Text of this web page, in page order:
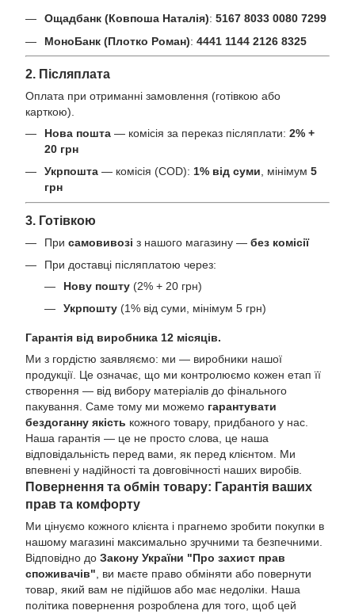
Ощадбанк (Ковпоша Наталія): 5167 8033 0080 7299
МоноБанк (Плотко Роман): 4441 1144 2126 8325
2. Післяплата
Оплата при отриманні замовлення (готівкою або
карткою).
Нова пошта — комісія за переказ післяплати: 2% +
20 грн
Укрпошта — комісія (COD): 1% від суми, мінімум 5
грн
3. Готівкою
При самовивозі з нашого магазину — без комісії
При доставці післяплатою через:
Нову пошту (2% + 20 грн)
Укрпошту (1% від суми, мінімум 5 грн)
Гарантія від виробника 12 місяців.
Ми з гордістю заявляємо: ми — виробники нашої
продукції. Це означає, що ми контролюємо кожен етап її
створення — від вибору матеріалів до фінального
пакування. Саме тому ми можемо гарантувати
бездоганну якість кожного товару, придбаного у нас.
Наша гарантія — це не просто слова, це наша
відповідальність перед вами, як перед клієнтом. Ми
впевнені у надійності та довговічності наших виробів.
Повернення та обмін товару: Гарантія ваших
прав та комфорту
Ми цінуємо кожного клієнта і прагнемо зробити покупки в
нашому магазині максимально зручними та безпечними.
Відповідно до Закону України "Про захист прав
споживачів" , ви маєте право обміняти або повернути
товар, який вам не підійшов або має недоліки. Наша
політика повернення розроблена для того, щоб цей